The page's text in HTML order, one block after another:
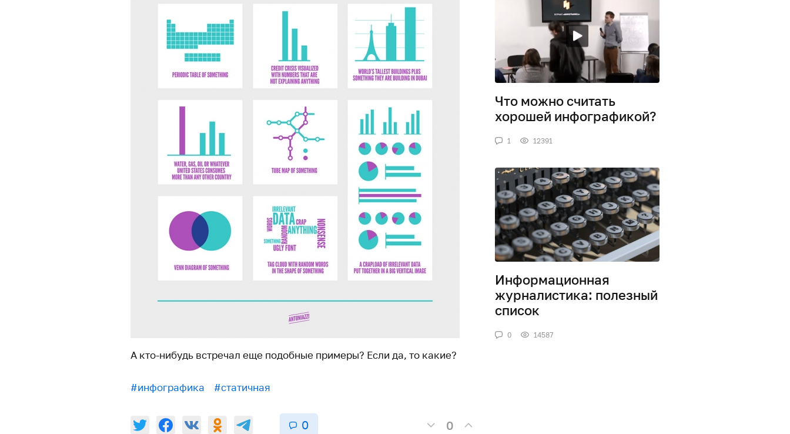
А кто-нибудь встречал еще подобные примеры? Если да, то какие?
#инфографика #статичная
0 0
Что можно считать
хорошей инфографикой?
1 12391
Информационная
журналистика: полезный
список
0 14587